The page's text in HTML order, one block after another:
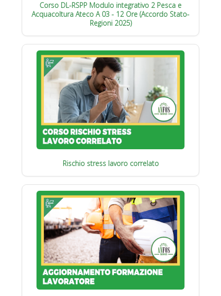
Corso DL-RSPP Modulo integrativo 2 Pesca e
Acquacoltura Ateco A 03 - 12 Ore (Accordo Stato-
Regioni 2025)
Rischio stress lavoro correlato